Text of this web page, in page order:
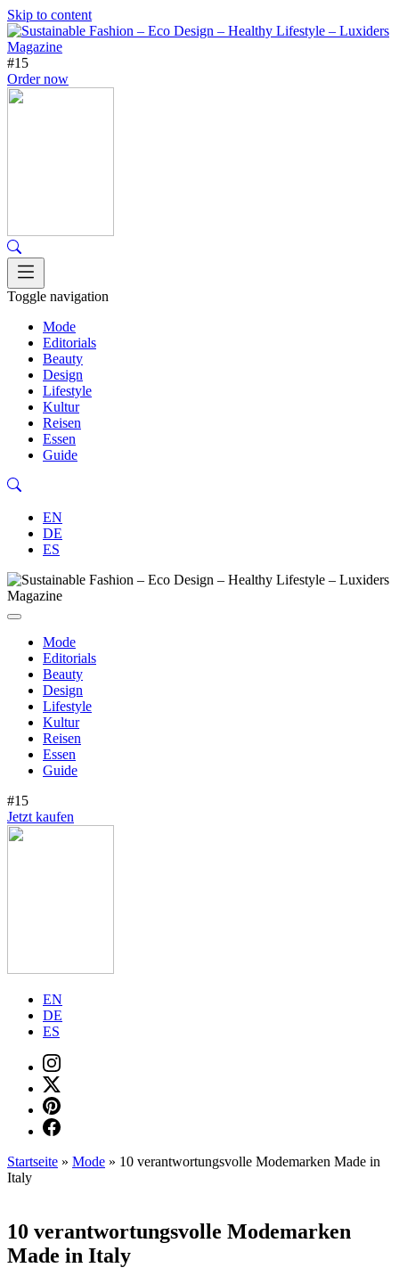
Skip to content
#15
Order now
Toggle navigation
Mode
Editorials
Beauty
Design
Lifestyle
Kultur
Reisen
Essen
Guide
EN
DE
ES
Mode
Editorials
Beauty
Design
Lifestyle
Kultur
Reisen
Essen
Guide
#15
Jetzt kaufen
EN
DE
ES
Startseite » Mode » 10 verantwortungsvolle Modemarken Made in
Italy
10 verantwortungsvolle Modemarken
Made in Italy